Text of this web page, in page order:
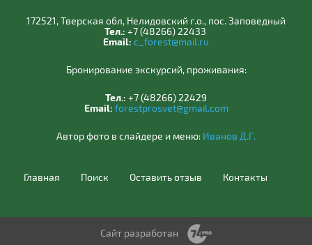
172521, Тверская обл, Нелидовский г.о., пос. Заповедный
Тел.: +7 (48266) 22433
Email: c_forest@mail.ru
Бронирование экскурсий, проживания:
Тел.: +7 (48266) 22429
Email: forestprosvet@gmail.com
Автор фото в слайдере и меню: Иванов Д.Г.
Главная Поиск Оставить отзыв Контакты
Сайт разработан